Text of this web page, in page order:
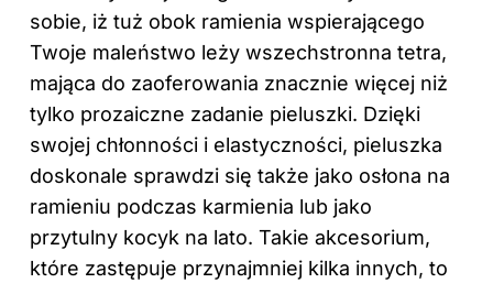
sobie, iż tuż obok ramienia wspierającego
Twoje maleństwo leży wszechstronna tetra,
mająca do zaoferowania znacznie więcej niż
tylko prozaiczne zadanie pieluszki. Dzięki
swojej chłonności i elastyczności, pieluszka
doskonale sprawdzi się także jako osłona na
ramieniu podczas karmienia lub jako
przytulny kocyk na lato. Takie akcesorium,
które zastępuje przynajmniej kilka innych, to